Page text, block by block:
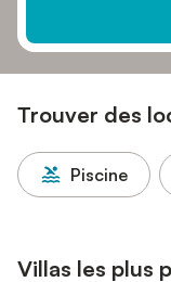
Trouver des
Piscine
Villas les plus